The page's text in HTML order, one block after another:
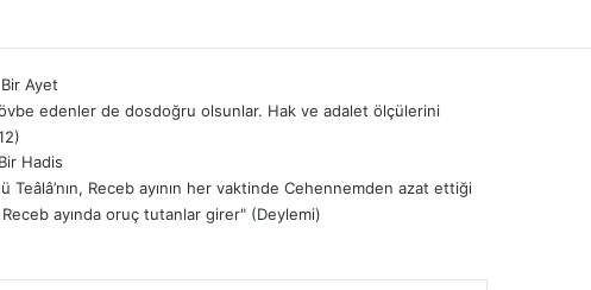
Bir Ayet
edenler de dosdoğru olsunlar. Hak ve adalet ölçülerini
Bir Hadis
Receb ayının her vaktinde Cehennemden azat ettiği
ayında oruç tutanlar girer" (Deylemi)